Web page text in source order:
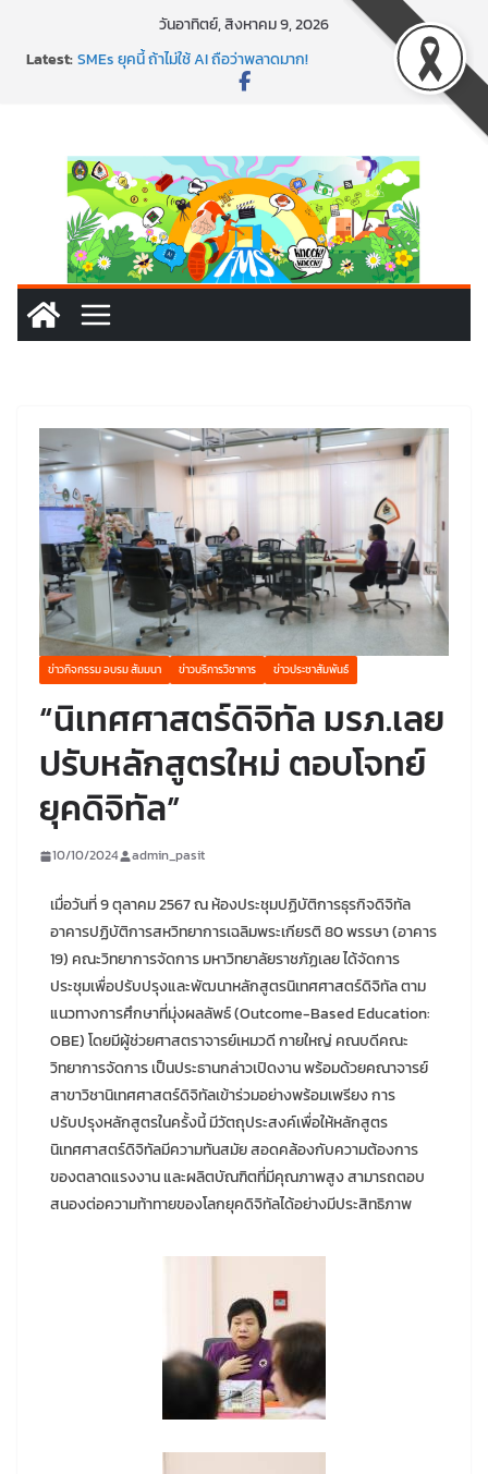
วันอาทิตย์, สิงหาคม 9, 2026
Latest:พาธุรกิจท้องถิ่นสู่ตลาดโลก ด้วยเทคโนโลยี AI!
SMEs ยุคนี้ ถ้าไม่ใช้ AI ถือว่าพลาดมาก!
สร้าง VDO ก็ปัง แถมเขียนโค้ดสร้างแอปได้อีก! เรียนกับ
พร้อมลุยแล้ว! ปักหมุดโรดแมป AI อัปสกิลธุรกิจให้พุ่งทะยาน
ข่าวกิจกรรม อบรม สัมมนา ข่าวบริการวิชาการ ข่าวประชาสัมพันธ์
“นิเทศศาสตร์ดิจิทัล มรภ.เลย
ปรับหลักสูตรใหม่ ตอบโจทย์
ยุคดิจิทัล”
10/10/2024 admin_pasit
เมื่อวันที่ 9 ตุลาคม 2567 ณ ห้องประชุมปฏิบัติการธุรกิจดิจิทัล
อาคารปฏิบัติการสหวิทยาการเฉลิมพระเกียรติ 80 พรรษา (อาคาร
19) คณะวิทยาการจัดการ มหาวิทยาลัยราชภัฏเลย ได้จัดการ
ประชุมเพื่อปรับปรุงและพัฒนาหลักสูตรนิเทศศาสตร์ดิจิทัล ตาม
แนวทางการศึกษาที่มุ่งผลลัพธ์ (Outcome-Based Education:
OBE) โดยมีผู้ช่วยศาสตราจารย์เหมวดี กายใหญ่ คณบดีคณะ
วิทยาการจัดการ เป็นประธานกล่าวเปิดงาน พร้อมด้วยคณาจารย์
สาขาวิชานิเทศศาสตร์ดิจิทัลเข้าร่วมอย่างพร้อมเพรียง การ
ปรับปรุงหลักสูตรในครั้งนี้ มีวัตถุประสงค์เพื่อให้หลักสูตร
นิเทศศาสตร์ดิจิทัลมีความทันสมัย สอดคล้องกับความต้องการ
ของตลาดแรงงาน และผลิตบัณฑิตที่มีคุณภาพสูง สามารถตอบ
สนองต่อความท้าทายของโลกยุคดิจิทัลได้อย่างมีประสิทธิภาพ